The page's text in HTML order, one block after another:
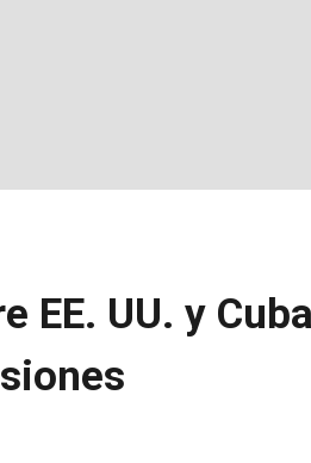
EE. UU. y